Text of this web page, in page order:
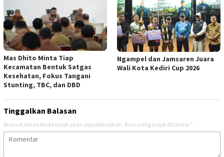
Mas Dhito Minta Tiap
Kecamatan Bentuk Satgas
Kesehatan, Fokus Tangani
Stunting, TBC, dan DBD
Ngampel dan Jamsaren Juara
Wali Kota Kediri Cup 2026
Tinggalkan Balasan
Alamat email Anda tidak akan dipublikasikan. Ruas yang wajib ditandai *